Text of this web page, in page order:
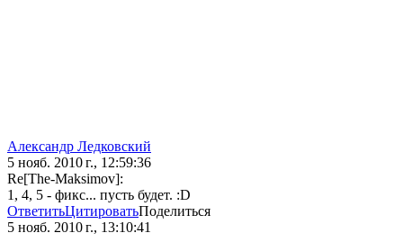
Александр Ледковский
5 нояб. 2010 г., 12:59:36
Re[The-Maksimov]:
1, 4, 5 - фикс... пусть будет. :D
ОтветитьЦитироватьПоделиться
5 нояб. 2010 г., 13:10:41